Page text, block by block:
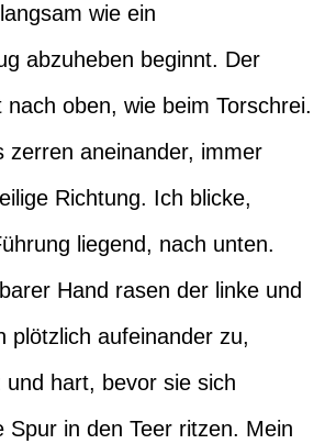
wie ein
abzuheben beginnt. Der
oben, wie beim Torschrei.
zerren aneinander, immer
Richtung. Ich blicke,
liegend, nach unten.
Hand rasen der linke und
plötzlich aufeinander zu,
hart, bevor sie sich
Spur in den Teer ritzen. Mein